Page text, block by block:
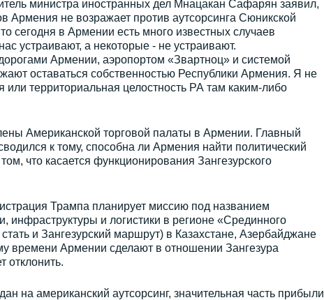
министра иностранных дел Мнацакан Сафарян заявил,
Армения не возражает против аутсорсинга Сюникской
сегодня в Армении есть много известных случаев
устраивают, а некоторые - не устраивают.
Армении, аэропортом «Звартноц» и системой
оставаться собственностью Республики Армения. Я не
или территориальная целостность РА там каким-либо
Американской торговой палаты в Армении. Главный
к тому, способна ли Армения найти политический
что касается функционирования Зангезурского
Трампа планирует миссию под названием
инфраструктуры и логистики в регионе «Срединного
и Зангезурский маршрут) в Казахстане, Азербайджане
времени Армении сделают в отношении Зангезура
отклонить.
на американский аутсорсинг, значительная часть прибыли